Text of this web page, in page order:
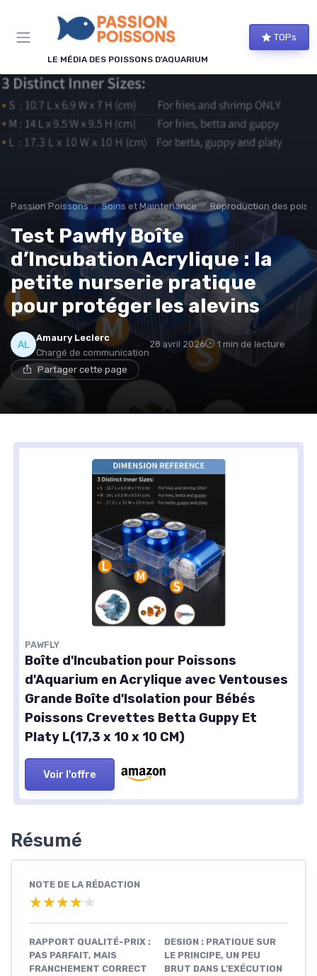
LE MÉDIA DES POISSONS D'AQUARIUM
TOPs
Passion Poissons Soins et Maintenance Reproduction des
Test Pawfly Boîte
d’Incubation Acrylique : la
petite nurserie pratique
pour protéger les alevins
Amaury Leclerc
Chargé de communication
28 avril 2026 1 min de lecture
Partager cette page
PAWFLY
Boîte d'Incubation pour Poissons
d'Aquarium en Acrylique avec Ventouses
Grande Boîte d'Isolation pour Bébés
Poissons Crevettes Betta Guppy Et
Platy L(17,3 x 10 x 10 CM)
Voir l'offre
Résumé
NOTE DE LA RÉDACTION
★★★★★
★★★★★
RAPPORT QUALITÉ-PRIX :
PAS PARFAIT, MAIS
FRANCHEMENT CORRECT
DESIGN : PRATIQUE SUR
LE PRINCIPE, UN PEU
BRUT DANS L’EXÉCUTION